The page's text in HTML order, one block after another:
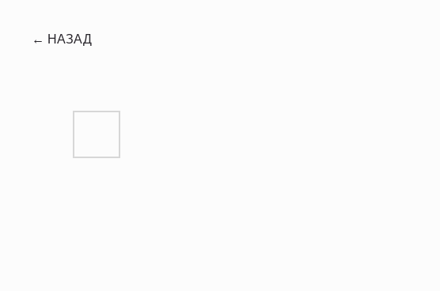
← НАЗАД